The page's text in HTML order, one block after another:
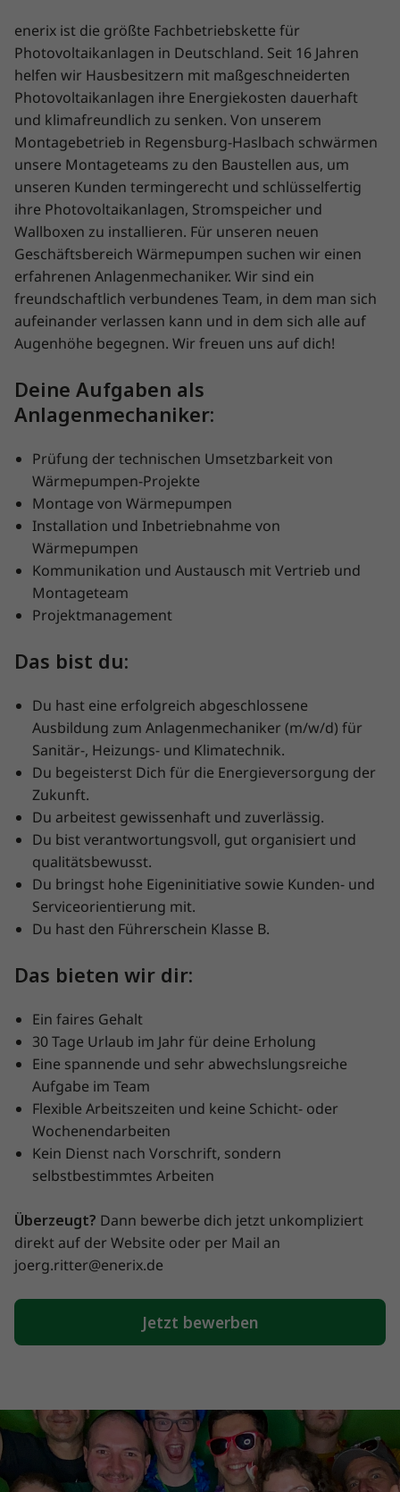
enerix ist die größte Fachbetriebskette für
Photovoltaikanlagen in Deutschland. Seit 16 Jahren
helfen wir Hausbesitzern mit maßgeschneiderten
Photovoltaikanlagen ihre Energiekosten dauerhaft
und klimafreundlich zu senken. Von unserem
Montagebetrieb in Regensburg-Haslbach schwärmen
unsere Montageteams zu den Baustellen aus, um
unseren Kunden termingerecht und schlüsselfertig
ihre Photovoltaikanlagen, Stromspeicher und
Wallboxen zu installieren. Für unseren neuen
Geschäftsbereich Wärmepumpen suchen wir einen
erfahrenen Anlagenmechaniker. Wir sind ein
freundschaftlich verbundenes Team, in dem man sich
aufeinander verlassen kann und in dem sich alle auf
Augenhöhe begegnen. Wir freuen uns auf dich!
Deine Aufgaben als
Anlagenmechaniker:
Prüfung der technischen Umsetzbarkeit von
Wärmepumpen-Projekte
Montage von Wärmepumpen
Installation und Inbetriebnahme von
Wärmepumpen
Kommunikation und Austausch mit Vertrieb und
Montageteam
Projektmanagement
Das bist du:
Du hast eine erfolgreich abgeschlossene
Ausbildung zum Anlagenmechaniker (m/w/d) für
Sanitär-, Heizungs- und Klimatechnik.
Du begeisterst Dich für die Energieversorgung der
Zukunft.
Du arbeitest gewissenhaft und zuverlässig.
Du bist verantwortungsvoll, gut organisiert und
qualitätsbewusst.
Du bringst hohe Eigeninitiative sowie Kunden- und
Serviceorientierung mit.
Du hast den Führerschein Klasse B.
Das bieten wir dir:
Ein faires Gehalt
30 Tage Urlaub im Jahr für deine Erholung
Eine spannende und sehr abwechslungsreiche
Aufgabe im Team
Flexible Arbeitszeiten und keine Schicht- oder
Wochenendarbeiten
Kein Dienst nach Vorschrift, sondern
selbstbestimmtes Arbeiten
Überzeugt? Dann bewerbe dich jetzt unkompliziert
direkt auf der Website oder per Mail an
joerg.ritter@enerix.de